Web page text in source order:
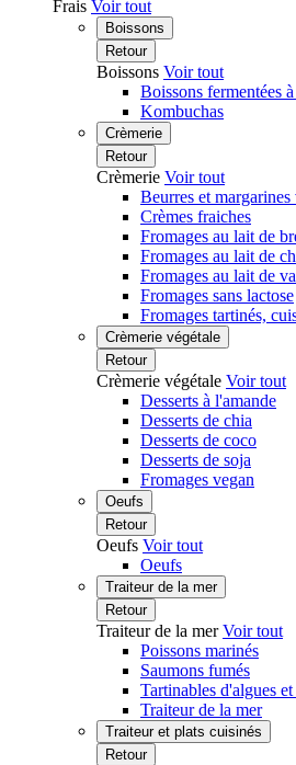
Frais Voir tout
Boissons
Retour
Boissons Voir tout
Boissons fermentées
Kombuchas
Crèmerie
Retour
Crèmerie Voir tout
Beurres et margarines
Crèmes fraiches
Fromages au lait de
Fromages au lait de
Fromages au lait de
Fromages sans lactose
Fromages tartinés,
Crèmerie végétale
Retour
Crèmerie végétale Voir tout
Desserts à l'amande
Desserts de chia
Desserts de coco
Desserts de soja
Fromages vegan
Oeufs
Retour
Oeufs Voir tout
Oeufs
Traiteur de la mer
Retour
Traiteur de la merVoir tout
Poissons marinés
Saumons fumés
Tartinables d'algues et
Traiteur de la mer
Traiteur et plats cuisinés
Retour